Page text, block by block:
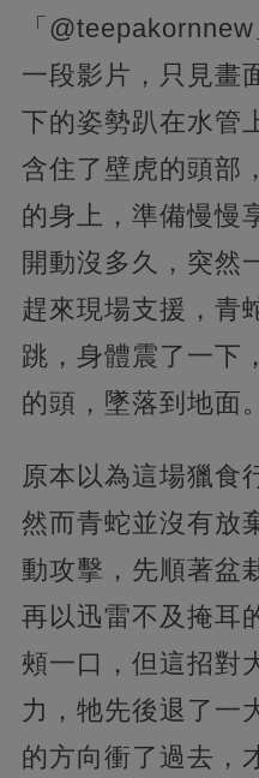
「
一段影片，只見畫
下的姿勢趴在水管
含住了壁虎的頭部
的身上，準備慢慢
開動沒多久，突然
趕來現場支援，青
跳，身體震了一下
的頭，墜落到地面。
原本以為這場獵食
然而青蛇並沒有放
動攻擊，先順著盆
再以迅雷不及掩耳
頰一口，但這招對
力，牠先後退了一
的方向衝了過去，